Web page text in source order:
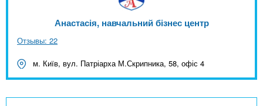
Анастасія, навчальний бізнес центр
Отзывы: 22
м. Київ, вул. Патріарха М.Скрипника, 58, офіс 4